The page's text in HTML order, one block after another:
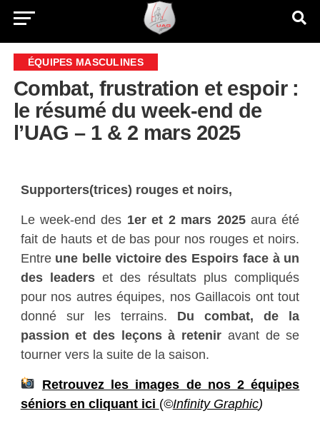
ÉQUIPES MASCULINES
Combat, frustration et espoir :
le résumé du week-end de
l’UAG – 1 & 2 mars 2025
Supporters(trices) rouges et noirs,
Le week-end des 1er et 2 mars 2025aura été
fait de hauts et de bas pour nos rouges et noirs.
Entre une belle victoire des Espoirs face à un
des leaderset des résultats plus compliqués
pour nos autres équipes, nos Gaillacois ont tout
donné sur les terrains. Du combat, de la
passion et des leçons à retenir avant de se
tourner vers la suite de la saison.
Retrouvez les images de nos 2 équipes
séniors en cliquant ici (©Infinity Graphic)